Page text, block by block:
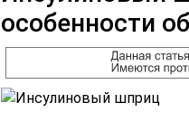
особенности